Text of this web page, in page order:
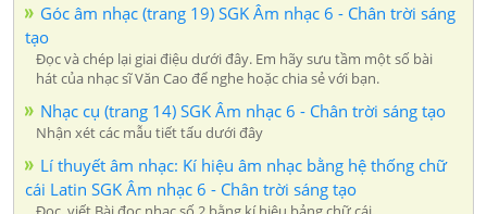
Góc âm nhạc (trang 19) SGK Âm nhạc 6 - Chân trời sáng
tạo
Đọc và chép lại giai điệu dưới đây. Em hãy sưu tầm một số bài
hát của nhạc sĩ Văn Cao để nghe hoặc chia sẻ với bạn.
Nhạc cụ (trang 14) SGK Âm nhạc 6 - Chân trời sáng tạo
Nhận xét các mẫu tiết tấu dưới đây
Lí thuyết âm nhạc: Kí hiệu âm nhạc bằng hệ thống chữ
cái Latin SGK Âm nhạc 6 - Chân trời sáng tạo